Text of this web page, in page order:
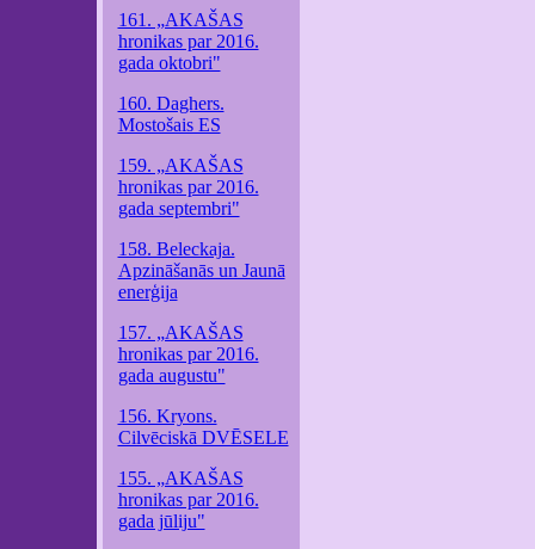
161. „AKAŠAS
hronikas par 2016.
gada oktobri"
160. Daghers.
Mostošais ES
159. „AKAŠAS
hronikas par 2016.
gada septembri"
158. Beleckaja.
Apzināšanās un Jaunā
enerģija
157. „AKAŠAS
hronikas par 2016.
gada augustu"
156. Kryons.
Cilvēciskā DVĒSELE
155. „AKAŠAS
hronikas par 2016.
gada jūliju"